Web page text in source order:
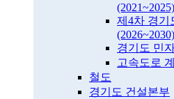
(2021~2025)
제4차 경기
(2026~2030)
경기도 민
고속도로
철도
경기도 건설본부